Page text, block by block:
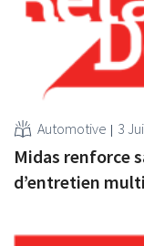
Automotive 3
Midas renforce
d’entretien